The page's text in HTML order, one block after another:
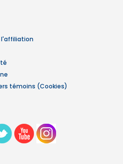
l'affiliation
témoins (Cookies)